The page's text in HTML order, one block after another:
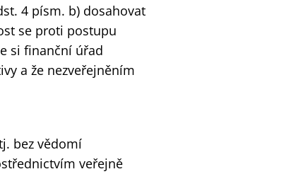
4 písm. b) dosahovat
se proti postupu
si finanční úřad
a že nezveřejněním
bez vědomí
veřejně